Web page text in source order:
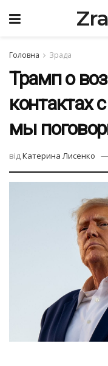
Головна Зрада
Трамп о
контактах
мы
відКатерина Лисенко